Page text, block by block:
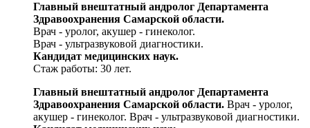
Главный внештатный андролог Департамента
Здравоохранения Самарской области.
Врач - уролог, акушер - гинеколог.
Врач - ультразвуковой диагностики.
Кандидат медицинских наук.
Стаж работы: 30 лет.
Главный внештатный андролог Департамента
Здравоохранения Самарской области. Врач - уролог,
акушер - гинеколог. Врач - ультразвуковой диагностики.